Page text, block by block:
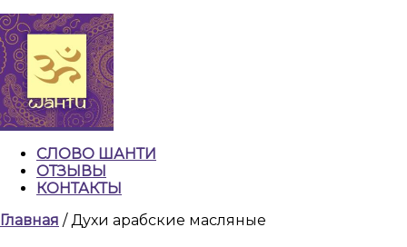
СЛОВО ШАНТИ
ОТЗЫВЫ
КОНТАКТЫ
КНОПКА
Главная / Духи арабские масляные